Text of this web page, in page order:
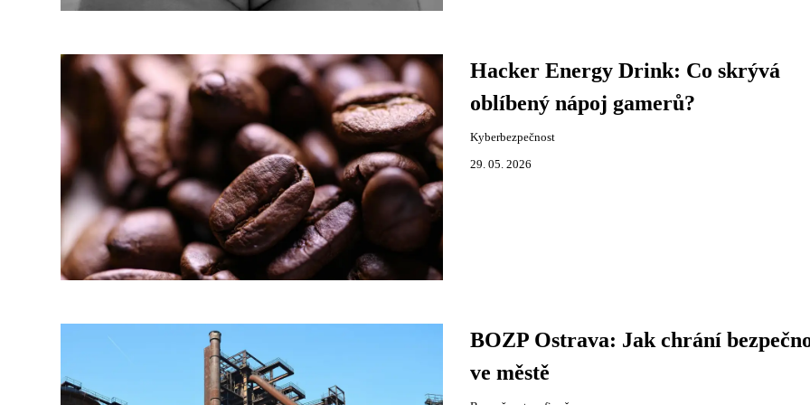
Hacker Energy Drink: Co skrývá
oblíbený nápoj gamerů?
Kyberbezpečnost
29. 05. 2026
BOZP Ostrava: Jak chrání
ve městě